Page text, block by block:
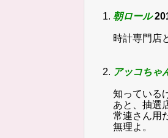
朝ロール
時計専門店
アッコちゃ
知っている
あと、抽選
常連さん用
無理よ。